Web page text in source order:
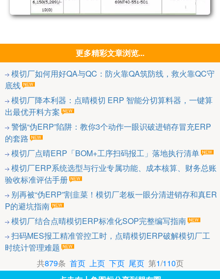
更多精彩文章浏览...
模切厂如何用好QA与QC：防火靠QA筑防线，救火靠QC守
底线
模切厂降本利器：点晴模切 ERP 智能分切算料器，一键算
出最优开料方案
警惕“伪ERP”陷阱：教你3个动作一眼识破进销存冒充ERP
的套路
模切厂点晴ERP「BOM+工序扫码报工」落地执行清单
模切厂ERP系统选型与行业专属功能、成本核算、财务总账
验收标准评估手册
别再被“伪ERP”割韭菜！模切厂老板一眼分清进销存和真ER
P的避坑指南
模切厂结合点晴模切ERP标准化SOP完整编写指南
扫码MES报工精准管控工时，点晴模切ERP破解模切厂工
时统计管理难题
共879条 首页 上页 下页 尾页第1/110页